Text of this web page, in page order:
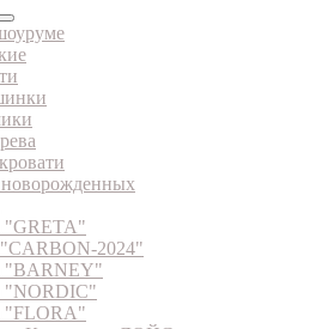
"GRETA"
2024"
"BARNEY"
"NORDIC"
"FLORA"